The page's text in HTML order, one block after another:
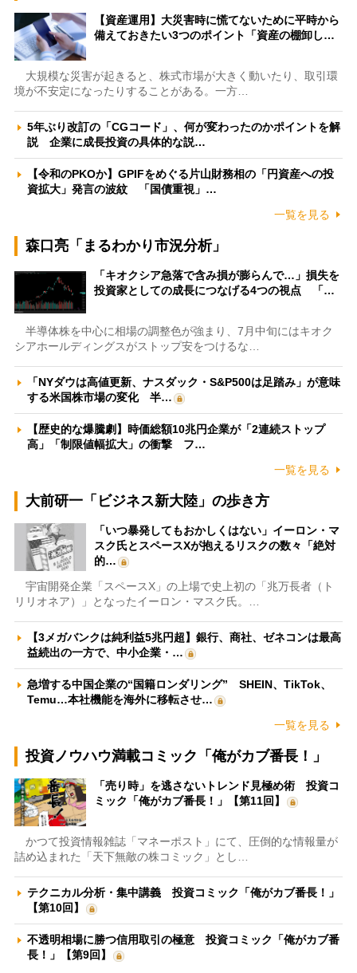
【資産運用】大災害時に慌てないために平時から
備えておきたい3つのポイント「資産の棚卸し…
大規模な災害が起きると、株式市場が大きく動いたり、取引環
境が不安定になったりすることがある。一方…
5年ぶり改訂の「CGコード」、何が変わったのかポイントを解
説 企業に成長投資の具体的な説…
【令和のPKOか】GPIFをめぐる片山財務相の「円資産への投
資拡大」発言の波紋 「国債重視」…
一覧を見る
森口亮「まるわかり市況分析」
「キオクシア急落で含み損が膨らんで…」損失を
投資家としての成長につなげる4つの視点 「…
半導体株を中心に相場の調整色が強まり、7月中旬にはキオク
シアホールディングスがストップ安をつけるな…
「NYダウは高値更新、ナスダック・S&P500は足踏み」が意味
する米国株市場の変化 半…
【歴史的な爆騰劇】時価総額10兆円企業が「2連続ストップ
高」「制限値幅拡大」の衝撃 フ…
一覧を見る
大前研一「ビジネス新大陸」の歩き方
「いつ暴発してもおかしくはない」イーロン・マ
スク氏とスペースXが抱えるリスクの数々「絶対
的…
宇宙開発企業「スペースX」の上場で史上初の「兆万長者（ト
リリオネア）」となったイーロン・マスク氏。…
【3メガバンクは純利益5兆円超】銀行、商社、ゼネコンは最高
益続出の一方で、中小企業・…
急増する中国企業の“国籍ロンダリング” SHEIN、TikTok、
Temu…本社機能を海外に移転させ…
一覧を見る
投資ノウハウ満載コミック「俺がカブ番長！」
「売り時」を逃さないトレンド見極め術 投資コ
ミック「俺がカブ番長！」【第11回】
かつて投資情報雑誌「マネーポスト」にて、圧倒的な情報量が
詰め込まれた「天下無敵の株コミック」とし…
テクニカル分析・集中講義 投資コミック「俺がカブ番長！」
【第10回】
不透明相場に勝つ信用取引の極意 投資コミック「俺がカブ番
長！」【第9回】